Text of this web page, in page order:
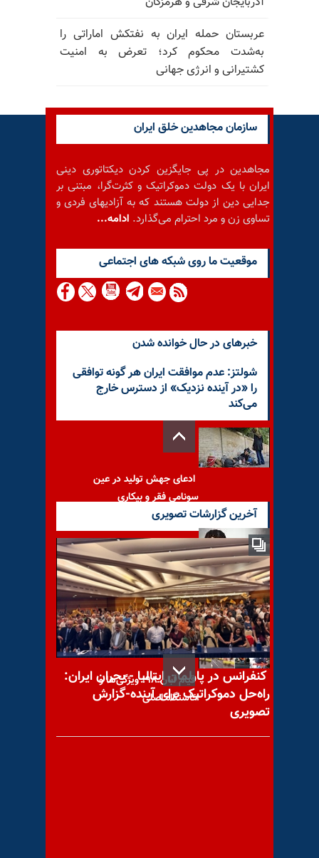
عربستان حمله ایران به نفتکش اماراتی را
به‌شدت محکوم کرد؛ تعرض به امنیت
کشتیرانی و انرژی جهانی
سازمان مجاهدین خلق ایران
مجاهدین در پی جایگزین کردن دیکتاتوری دینی
ایران با یک دولت دموکراتیک و کثرت‌گرا، مبتنی بر
جدایی دین از دولت هستند که به آزادیهای فردی و
تساوی زن و مرد احترام می‌گذارد. ادامه...
موقعيت ما روى شبكه هاى اجتماعى
خبرهای در حال خوانده شدن
شولتز: عدم موافقت ایران هر گونه توافقی
را «در آینده نزدیک» از دسترس خارج
می‌کند
ادعای جهش تولید در عین
سونامی فقر و بیکاری
با یاد مجاهد شهید حسین
تجلی اول (تدبیری)
قیام آبان ۹۸؛ ویژگی‌ها و
خاستگاه اصلی
آخرین گزارشات تصویری
کنفرانس در پارلمان ایتالیا - بحران ایران:
راه‌حل دموکراتیک برای آینده-گزارش
تصویری